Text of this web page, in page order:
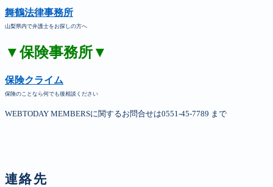
舞鶴法律事務所
山梨県内で弁護士をお探しの方へ
▼保険事務所▼
保険クライム
保険のことなら何でも後相談ください
WEBTODAY MEMBERSに関するお問合せは0551-45-7789 まで
連絡先